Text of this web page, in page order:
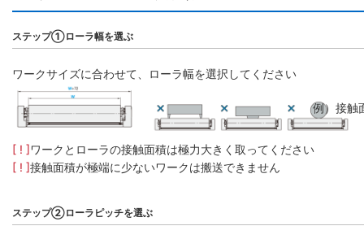
ステップ①ローラ幅を選ぶ
ワークサイズに合わせて、ローラ幅を選択してください
例）接触
[ ! ]ワークとローラの接触面積は極力大きく取ってください
[ ! ]接触面積が極端に少ないワークは搬送できません
ステップ②ローラピッチを選ぶ